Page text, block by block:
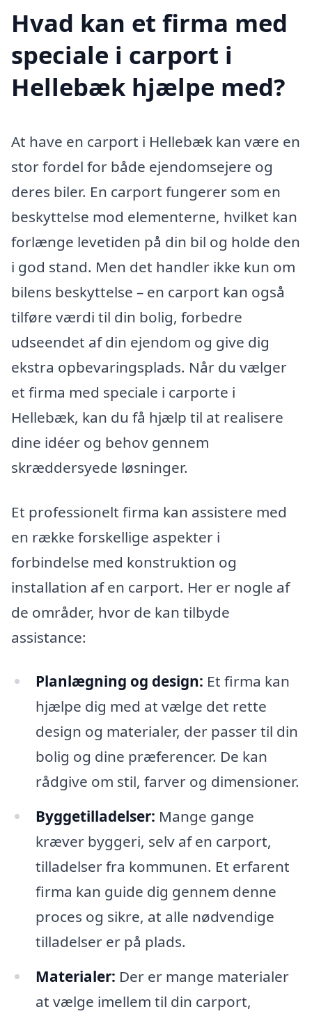
Hvad kan et firma med
speciale i carport i
Hellebæk hjælpe med?
At have en carport i Hellebæk kan være en
stor fordel for både ejendomsejere og
deres biler. En carport fungerer som en
beskyttelse mod elementerne, hvilket kan
forlænge levetiden på din bil og holde den
i god stand. Men det handler ikke kun om
bilens beskyttelse – en carport kan også
tilføre værdi til din bolig, forbedre
udseendet af din ejendom og give dig
ekstra opbevaringsplads. Når du vælger
et firma med speciale i carporte i
Hellebæk, kan du få hjælp til at realisere
dine idéer og behov gennem
skræddersyede løsninger.
Et professionelt firma kan assistere med
en række forskellige aspekter i
forbindelse med konstruktion og
installation af en carport. Her er nogle af
de områder, hvor de kan tilbyde
assistance:
Planlægning og design: Et firma kan
hjælpe dig med at vælge det rette
design og materialer, der passer til din
bolig og dine præferencer. De kan
rådgive om stil, farver og dimensioner.
Byggetilladelser: Mange gange
kræver byggeri, selv af en carport,
tilladelser fra kommunen. Et erfarent
firma kan guide dig gennem denne
proces og sikre, at alle nødvendige
tilladelser er på plads.
Materialer: Der er mange materialer
at vælge imellem til din carport,